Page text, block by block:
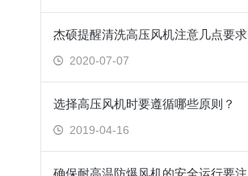
杰硕提醒清洗高压风机注意几点要求
2020-07-07
选择高压风机时要遵循哪些原则？
2019-04-16
确保耐高温防爆风机的安全运行要注